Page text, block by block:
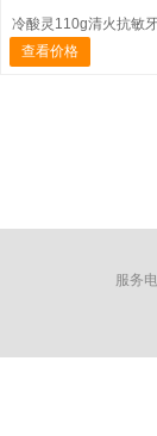
冷酸灵110g清火抗敏
查看价格
服务